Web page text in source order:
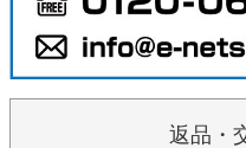
返品・